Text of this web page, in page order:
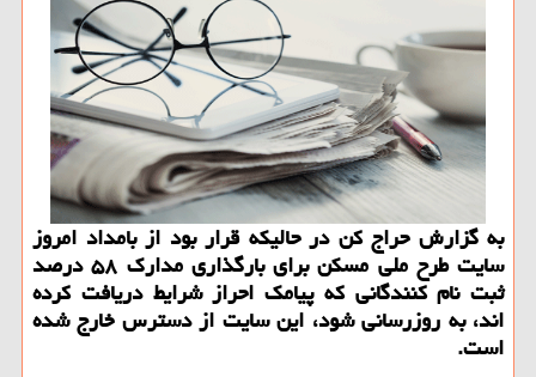
به گزارش حراج كن در حالیكه قرار بود از بامداد امروز
سایت طرح ملی مسكن برای بارگذاری مدارك ۵۸ درصد
ثبت نام كنندگانی كه پیامك احراز شرایط دریافت كرده
اند، به روزرسانی شود، این سایت از دسترس خارج شده
است.